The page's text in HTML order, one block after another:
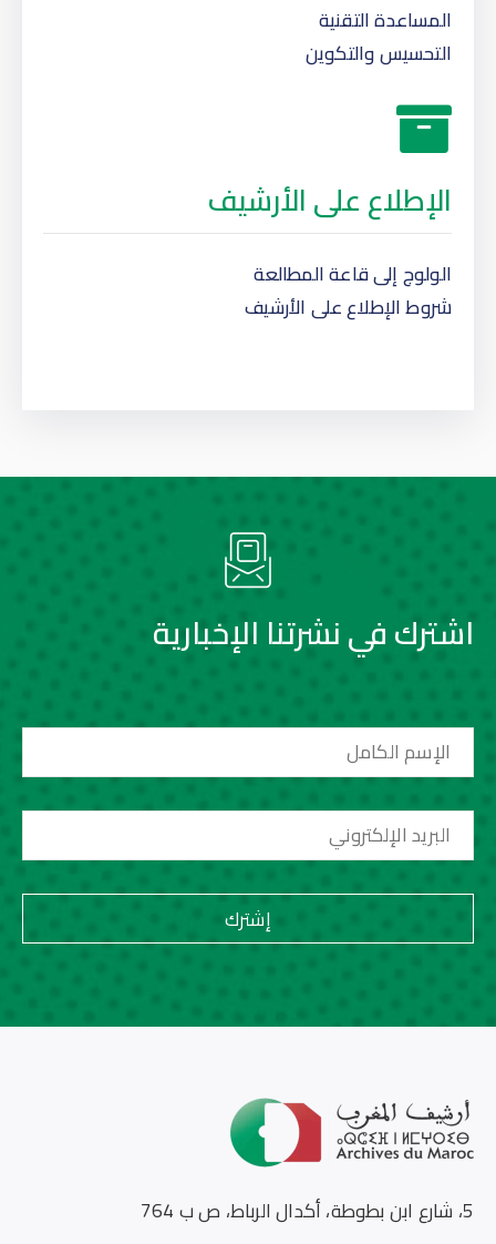
المساعدة التقنية
التحسيس والتكوين
الإطلاع على الأرشيف
الولوج إلى قاعة المطالعة
شروط الإطلاع على الأرشيف
اشترك في نشرتنا الإخبارية
5، شارع ابن بطوطة، أكدال الرباط، ص ب 764